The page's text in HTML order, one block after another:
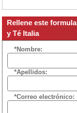
Rellene este
y Té Italia
*Nombre:
*Apellidos:
*Correo electrónico: